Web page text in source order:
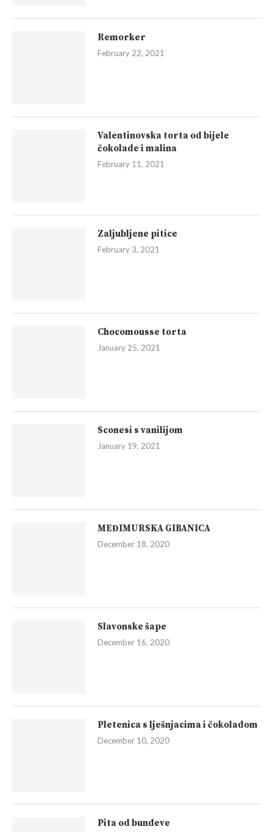
Remorker
February 22, 2021
Valentinovska torta od bijele
čokolade i malina
February 11, 2021
Zaljubljene pitice
February 3, 2021
Chocomousse torta
January 25, 2021
Sconesi s vanilijom
January 19, 2021
MEĐIMURSKA GIBANICA
December 18, 2020
Slavonske šape
December 16, 2020
Pletenica s lješnjacima i čokoladom
December 10, 2020
Pita od bundeve